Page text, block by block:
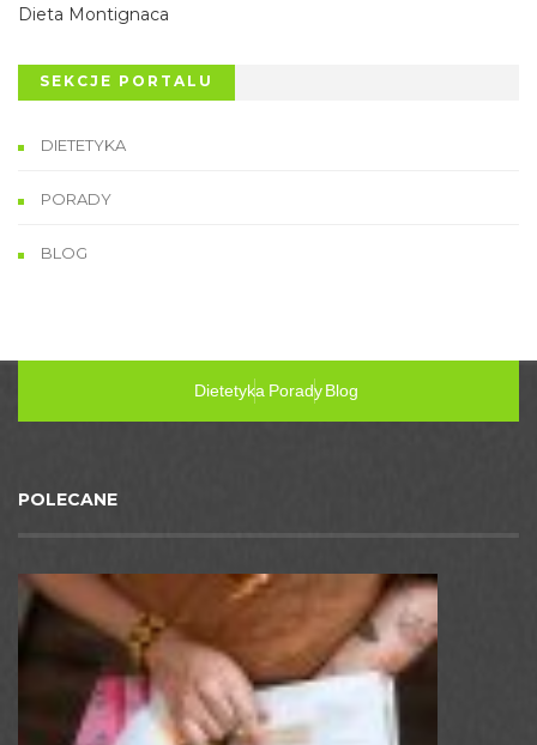
Dieta Montignaca
SEKCJE PORTALU
DIETETYKA
PORADY
BLOG
Dietetyka PoradyBlog
POLECANE